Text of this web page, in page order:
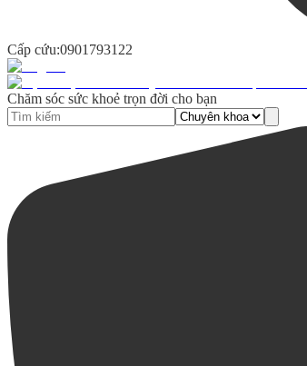
Cấp cứu:0901793122
Chăm sóc sức khoẻ trọn đời cho bạn